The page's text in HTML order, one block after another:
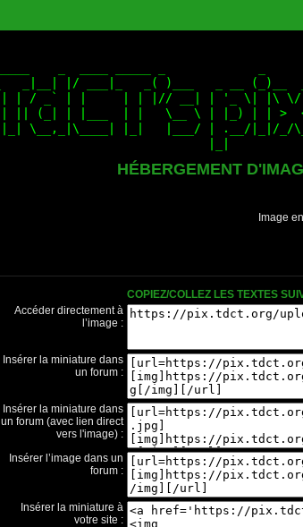
HÉBERGEMENT
Image
COPIEZ/COLLEZ LES TEXTES
Accéder directement à
l’image :
Insérer la miniature dans
un forum :
Insérer la miniature dans
un forum (avec lien direct
vers l'image) :
Insérer l’image dans un
forum :
Insérer la miniature à
votre site :